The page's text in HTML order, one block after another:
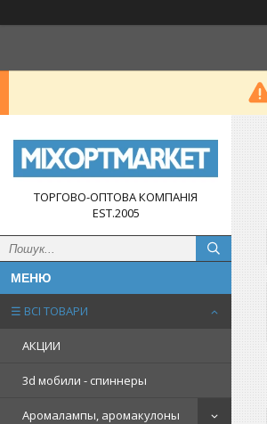
ТОРГОВО-ОПТОВА КОМПАНІЯ
EST.2005
☰ ВСІ ТОВАРИ
АКЦИИ
3d мобили - спиннеры
Аромалампы, аромакулоны